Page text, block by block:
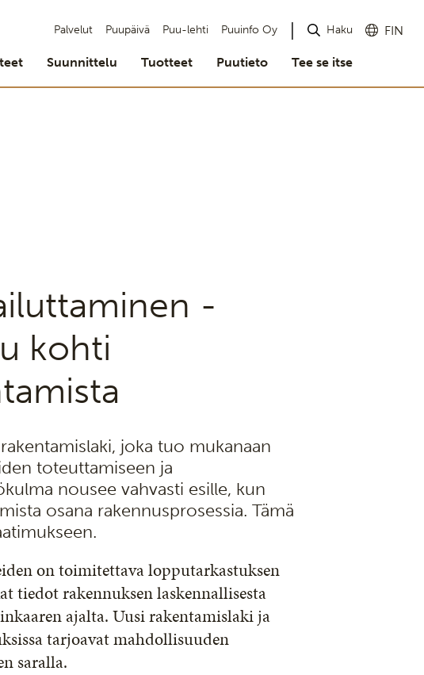
Palvelut Puupäivä Puu-lehti Puuinfo Oy Haku FIN
Suunnittelu Tuotteet Puutieto Tee se itse
-
kohti
joka tuo mukanaan
toteuttamiseen ja
nousee vahvasti esille, kun
osana rakennusprosessia. Tämä
on toimitettava lopputarkastuksen
tiedot rakennuksen laskennallisesta
ajalta. Uusi rakentamislaki ja
tarjoavat mahdollisuuden
saralla.